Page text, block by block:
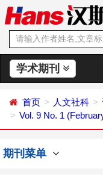
学术期刊
首页 人文社科
Vol. 9 No. 1
期刊菜单